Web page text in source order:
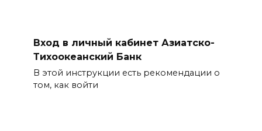
Вход в личный кабинет Азиатско-
Тихоокеанский Банк
В этой инструкции есть рекомендации о
том, как войти